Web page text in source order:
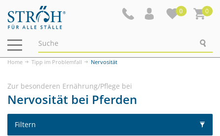
0 0
Navigation
ein-/ausblenden
Home Tipp im Problemfall Nervosität
Zur besonderen Ernährung/Pflege bei
Nervosität bei Pferden
Filtern